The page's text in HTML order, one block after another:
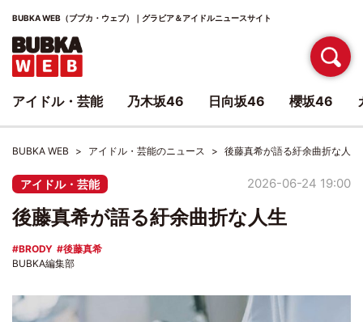
BUBKA WEB（ブブカ・ウェブ）｜グラビア＆アイドルニュースサイト
BUBKA WEB アイドル・芸能のニュース 後藤真希が語る紆余曲折な人生
アイドル・芸能 2026-06-24 19:00
後藤真希が語る紆余曲折な人生
BRODY
後藤真希
BUBKA編集部
アイドル・芸能 乃木坂46 日向坂46 櫻坂46